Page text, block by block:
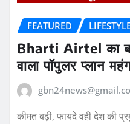
FEATURED
Bharti Airtel का
वाला पॉपुलर प्लान
कीमत बढ़ी, फायदे वही देश की